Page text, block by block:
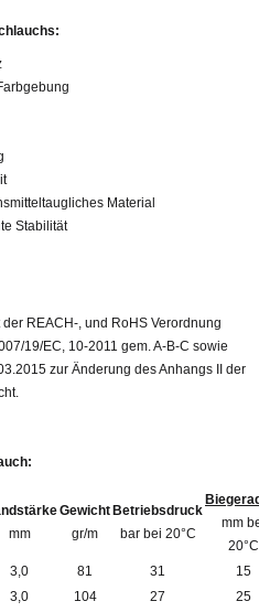
Material
Stabilität
REACH-, und RoHS Verordnung
19/EC, 10-2011 gem. A-B-C sowie
zur Änderung des Anhangs II der
mm
Gewicht
gr/m
Betriebsdruck
bar bei 20°C
mm
20°C
3,0 81 31
15
3,0 104 27
25